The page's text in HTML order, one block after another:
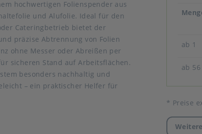
hochwertigen Folienspender aus
und Alufolie. Ideal für den
Cateringbetrieb bietet der
präzise Abtrennung von Folien
ohne Messer oder Abreißen per
sicheren Stand auf Arbeitsflächen.
besonders nachhaltig und
– ein praktischer Helfer für
ab 1
ab 56
* Preise